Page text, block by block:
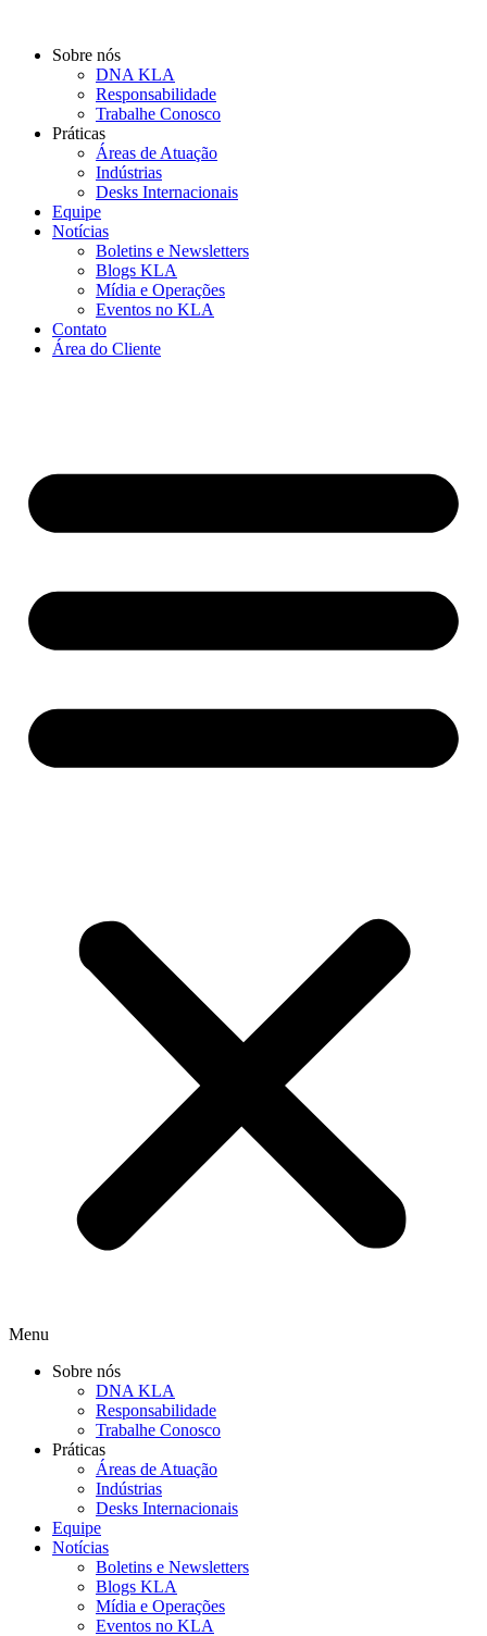
Sobre nós
DNA KLA
Responsabilidade
Trabalhe Conosco
Práticas
Áreas de Atuação
Indústrias
Desks Internacionais
Equipe
Notícias
Boletins e Newsletters
Blogs KLA
Mídia e Operações
Eventos no KLA
Contato
Área do Cliente
Menu
Sobre nós
DNA KLA
Responsabilidade
Trabalhe Conosco
Práticas
Áreas de Atuação
Indústrias
Desks Internacionais
Equipe
Notícias
Boletins e Newsletters
Blogs KLA
Mídia e Operações
Eventos no KLA